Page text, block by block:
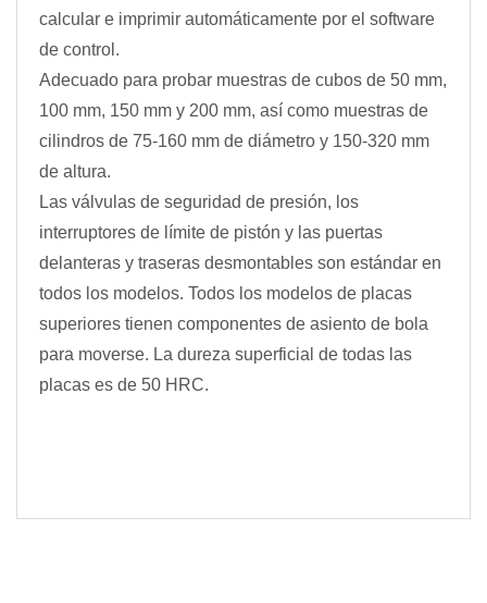
calcular e imprimir automáticamente por el software
de control.
Adecuado para probar muestras de cubos de 50 mm,
100 mm, 150 mm y 200 mm, así como muestras de
cilindros de 75-160 mm de diámetro y 150-320 mm
de altura.
Las válvulas de seguridad de presión, los
interruptores de límite de pistón y las puertas
delanteras y traseras desmontables son estándar en
todos los modelos. Todos los modelos de placas
superiores tienen componentes de asiento de bola
para moverse. La dureza superficial de todas las
placas es de 50 HRC.